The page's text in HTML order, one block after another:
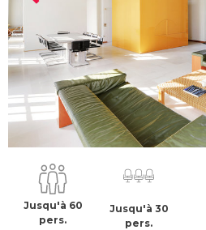
75003-Paris
Jusqu'à 60
pers.
Jusqu'à 30
pers.